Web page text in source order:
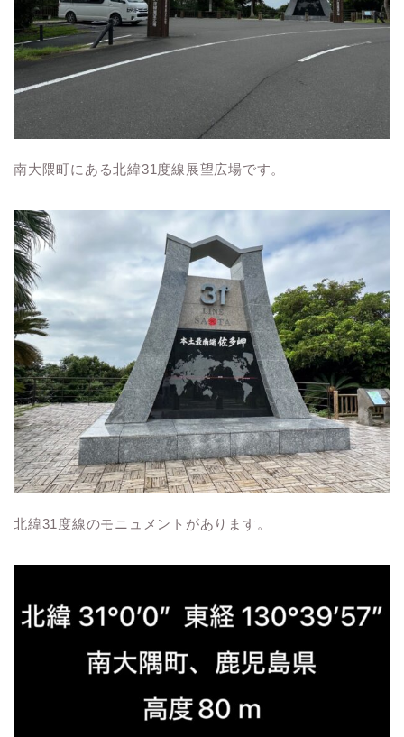
南大隈町にある北緯31 度線展望広場です。
北緯31 度線のモニュメントがあります。